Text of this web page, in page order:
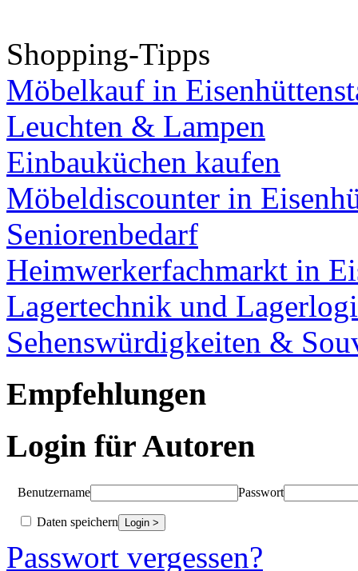
Shopping-Tipps
Möbelkauf in
Leuchten & Lampen
Einbauküchen kaufen
Möbeldiscounter in
Seniorenbedarf
Heimwerkerfachmarkt in
Lagertechnik und
Sehenswürdigkeiten &
Empfehlungen
Login für Autoren
Benutzername Passwort
Daten speichern
Passwort vergessen?